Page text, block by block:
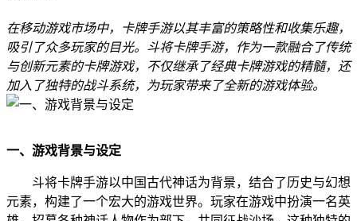
在移动游戏市场中，卡牌手游以其丰富的策略性和收集乐趣，
吸引了众多玩家的目光。斗将卡牌手游，作为一款融合了传统
与创新元素的卡牌游戏，不仅继承了经典卡牌游戏的精髓，还
加入了独特的战斗系统，为玩家带来了全新的游戏体验。
一、游戏背景与设定
斗将卡牌手游以中国古代神话为背景，结合了历史与幻想
元素，构建了一个宏大的游戏世界。玩家在游戏中扮演一名英